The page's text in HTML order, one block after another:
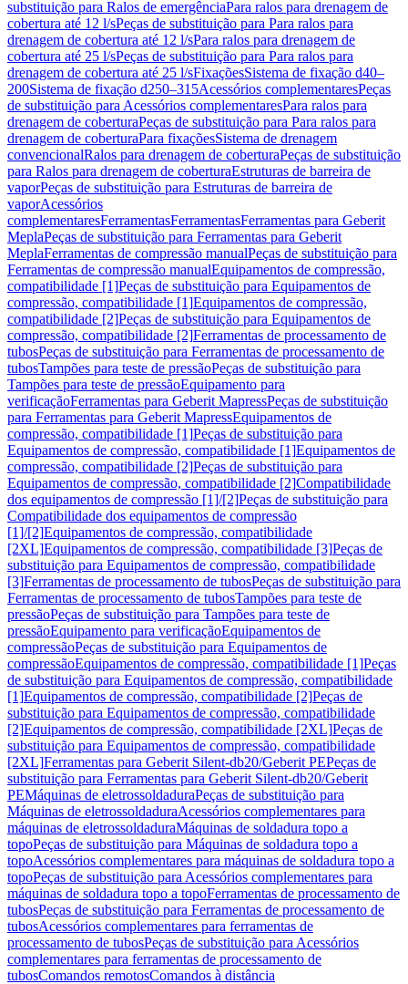
substituição para Ralos de emergênciaPara ralos para drenagem de
cobertura até 12 l/sPeças de substituição para Para ralos para
drenagem de cobertura até 12 l/sPara ralos para drenagem de
cobertura até 25 l/sPeças de substituição para Para ralos para
drenagem de cobertura até 25 l/sFixaçõesSistema de fixação d40–
200Sistema de fixação d250–315Acessórios complementaresPeças
de substituição para Acessórios complementaresPara ralos para
drenagem de coberturaPeças de substituição para Para ralos para
drenagem de coberturaPara fixaçõesSistema de drenagem
convencionalRalos para drenagem de coberturaPeças de substituição
para Ralos para drenagem de coberturaEstruturas de barreira de
vaporPeças de substituição para Estruturas de barreira de
vaporAcessórios
complementaresFerramentasFerramentasFerramentas para Geberit
MeplaPeças de substituição para Ferramentas para Geberit
MeplaFerramentas de compressão manualPeças de substituição para
Ferramentas de compressão manualEquipamentos de compressão,
compatibilidade [1]Peças de substituição para Equipamentos de
compressão, compatibilidade [1]Equipamentos de compressão,
compatibilidade [2]Peças de substituição para Equipamentos de
compressão, compatibilidade [2]Ferramentas de processamento de
tubosPeças de substituição para Ferramentas de processamento de
tubosTampões para teste de pressãoPeças de substituição para
Tampões para teste de pressãoEquipamento para
verificaçãoFerramentas para Geberit MapressPeças de substituição
para Ferramentas para Geberit MapressEquipamentos de
compressão, compatibilidade [1]Peças de substituição para
Equipamentos de compressão, compatibilidade [1]Equipamentos de
compressão, compatibilidade [2]Peças de substituição para
Equipamentos de compressão, compatibilidade [2]Compatibilidade
dos equipamentos de compressão [1]/[2]Peças de substituição para
Compatibilidade dos equipamentos de compressão
[1]/[2]Equipamentos de compressão, compatibilidade
[2XL]Equipamentos de compressão, compatibilidade [3]Peças de
substituição para Equipamentos de compressão, compatibilidade
[3]Ferramentas de processamento de tubosPeças de substituição para
Ferramentas de processamento de tubosTampões para teste de
pressãoPeças de substituição para Tampões para teste de
pressãoEquipamento para verificaçãoEquipamentos de
compressãoPeças de substituição para Equipamentos de
compressãoEquipamentos de compressão, compatibilidade [1]Peças
de substituição para Equipamentos de compressão, compatibilidade
[1]Equipamentos de compressão, compatibilidade [2]Peças de
substituição para Equipamentos de compressão, compatibilidade
[2]Equipamentos de compressão, compatibilidade [2XL]Peças de
substituição para Equipamentos de compressão, compatibilidade
[2XL]Ferramentas para Geberit Silent-db20/Geberit PEPeças de
substituição para Ferramentas para Geberit Silent-db20/Geberit
PEMáquinas de eletrossoldaduraPeças de substituição para
Máquinas de eletrossoldaduraAcessórios complementares para
máquinas de eletrossoldaduraMáquinas de soldadura topo a
topoPeças de substituição para Máquinas de soldadura topo a
topoAcessórios complementares para máquinas de soldadura topo a
topoPeças de substituição para Acessórios complementares para
máquinas de soldadura topo a topoFerramentas de processamento de
tubosPeças de substituição para Ferramentas de processamento de
tubosAcessórios complementares para ferramentas de
processamento de tubosPeças de substituição para Acessórios
complementares para ferramentas de processamento de
tubosComandos remotosComandos à distância